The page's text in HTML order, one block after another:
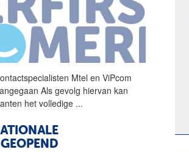
Mtel en ViPcom
Als gevolg hiervan kan
het volledige ...